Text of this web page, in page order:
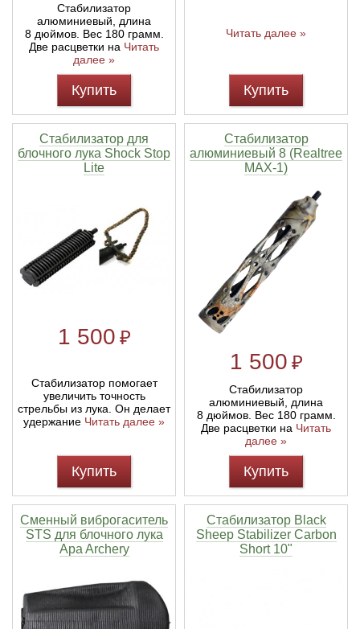
Стабилизатор
алюминиевый, длина
8 дюймов. Вес 180 грамм.
Две расцветки на Читать
далее »
Купить
Читать далее »
Купить
Стабилизатор для
блочного лука Shock Stop
Lite
1 500 ₽
Стабилизатор помогает
увеличить точность
стрельбы из лука. Он делает
удержание Читать далее »
Купить
Стабилизатор
алюминиевый 8 (Realtree
MAX-1)
1 500 ₽
Стабилизатор
алюминиевый, длина
8 дюймов. Вес 180 грамм.
Две расцветки на Читать
далее »
Купить
Сменный виброгаситель
STS для блочного лука
Apa Archery
Стабилизатор Black
Sheep Stabilizer Carbon
Short 10"